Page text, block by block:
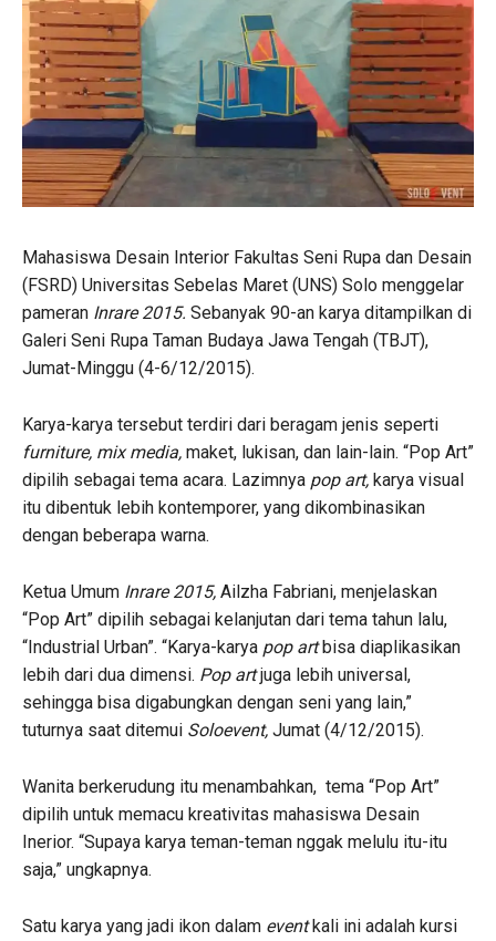
Mahasiswa Desain Interior Fakultas Seni Rupa dan Desain
(FSRD) Universitas Sebelas Maret (UNS) Solo menggelar
pameran Inrare 2015. Sebanyak 90-an karya ditampilkan di
Galeri Seni Rupa Taman Budaya Jawa Tengah (TBJT),
Jumat-Minggu (4-6/12/2015).
Karya-karya tersebut terdiri dari beragam jenis seperti
furniture, mix media, maket, lukisan, dan lain-lain. “Pop Art”
dipilih sebagai tema acara. Lazimnya pop art, karya visual
itu dibentuk lebih kontemporer, yang dikombinasikan
dengan beberapa warna.
Ketua Umum Inrare 2015, Ailzha Fabriani, menjelaskan
“Pop Art” dipilih sebagai kelanjutan dari tema tahun lalu,
“Industrial Urban”. “Karya-karya pop artbisa diaplikasikan
lebih dari dua dimensi. Pop artjuga lebih universal,
sehingga bisa digabungkan dengan seni yang lain,”
tuturnya saat ditemui Soloevent, Jumat (4/12/2015).
Wanita berkerudung itu menambahkan, tema “Pop Art”
dipilih untuk memacu kreativitas mahasiswa Desain
Inerior. “Supaya karya teman-teman nggak melulu itu-itu
saja,” ungkapnya.
Satu karya yang jadi ikon dalam eventkali ini adalah kursi